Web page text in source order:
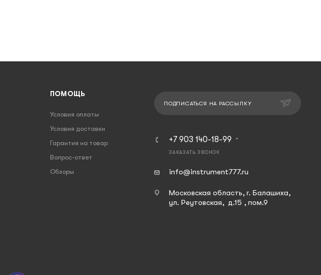
ПОМОЩЬ
Условия оплаты
Условия доставки
Гарантия на товар
Вопрос-ответ
Обзоры
ПОДПИСАТЬСЯ НА РАССЫЛКУ
+7 903 140-18-99
ЗАКАЗАТЬ ЗВОНОК
info@instrument777.ru
Московская область, г. Балашиха,
ул. Реутовская, д.15 , пом.9